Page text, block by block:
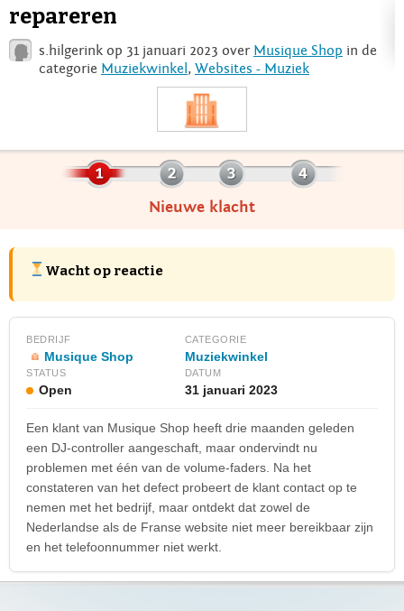
repareren
s.hilgerink op 31 januari 2023 over Musique Shop in de
categorie Muziekwinkel, Websites - Muziek
Nieuwe klacht
Wacht op reactie
BEDRIJF
Musique Shop
CATEGORIE
Muziekwinkel
STATUS
Open
DATUM
31 januari 2023
Een klant van Musique Shop heeft drie maanden geleden
een DJ-controller aangeschaft, maar ondervindt nu
problemen met één van de volume-faders. Na het
constateren van het defect probeert de klant contact op te
nemen met het bedrijf, maar ontdekt dat zowel de
Nederlandse als de Franse website niet meer bereikbaar zijn
en het telefoonnummer niet werkt.